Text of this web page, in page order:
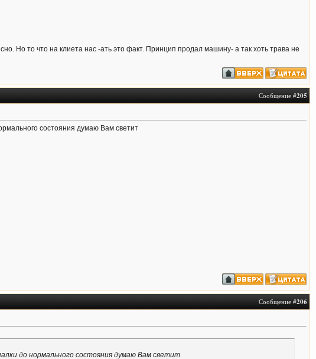
Но то что на клиета нас -ать это факт. Принцип продал машину- а так хоть трава не
Сообщение #205
состояния думаю Вам светит
Сообщение #206
до нормального состояния думаю Вам светит